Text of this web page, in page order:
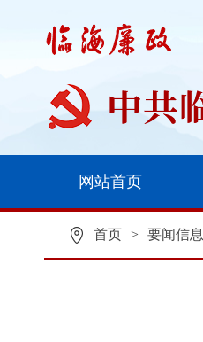
网站首页
首页 > 要闻信息